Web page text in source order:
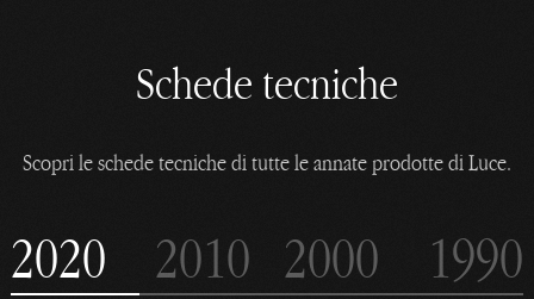
Schede tecniche
Scopri le schede tecniche di tutte le annate prodotte di Luce.
2020 2010 2000 1990